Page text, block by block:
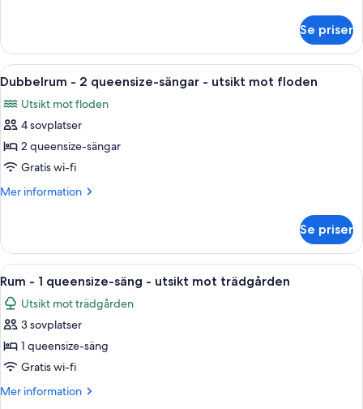
-
utsikt
mot
trädgården
-
queensize-
-
utsikt
trädgården
Se priser
Öppna
alla
foton
för
Dubbelrum
-
2
-
utsikt
mot
floden
Ett hotellrum med två sängar, ett
8
Dubbelrum - 2 queensize-sängar - utsikt mot floden
Utsikt mot floden
4 sovplatser
2 queensize-sängar
Gratis wi-fi
Mer information
Mer
-
queensize-
sängar
utsikt
floden
Se priser
Öppna
alla
foton
för
Rum
-
1
Ett sovrum med en säng i trä, två
6
Rum - 1 queensize-säng - utsikt mot trädgården
Utsikt mot trädgården
3 sovplatser
1 queensize-säng
Gratis wi-fi
Mer information
Mer